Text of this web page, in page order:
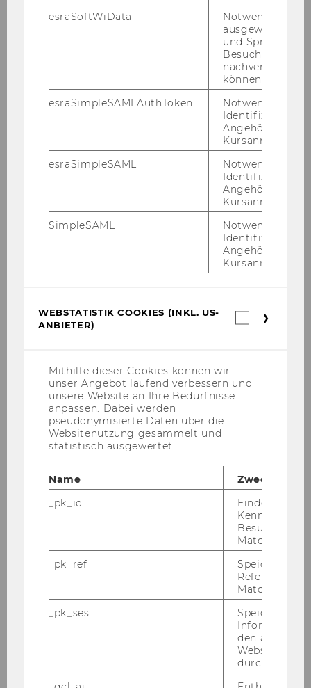
Aufgaben des Betriebsrats
Publikationen
Spare Geld - Services für Mitarbeiter/innen
Fotogalerie
Betriebsausflug 2026
Waschsalon 2026
Faschingskrapfenverteilung 2026
3-Mann-Führung 2025
Pratermuseum 2025
Haus der Geschichte 2025
Führung "Die Leopoldstadt: Auf den
Spuren des jüdischen Wiens"
Dialogführung "Stadt, Land Mensch ..." 2024
esraSoftWiData
Notwendig um
ausgewählte
und
Besuchers
nachverfolgen
können.
esraSimpleSAMLAuthToken
Notwendig zur
Identifizierung
Angehörige/r für
Kursanmeldung.
esraSimpleSAML
Notwendig zur
Identifizierung
Angehörige/r für
Kursanmeldung.
SimpleSAML
Notwendig zur
Identifizierung
Angehörige/r für
Kursanmeldung.
WEBSTATISTIK COOKIES (INKL. US-
ANBIETER)
Mithilfe dieser Cookies können wir
unser Angebot laufend verbessern und
unsere Website an Ihre Bedürfnisse
anpassen. Dabei werden
pseudonymisierte Daten über die
Websitenutzung gesammelt und
statistisch ausgewertet.
Name
Zweck
_pk_id
Eindeutige
Besuchers
Matomo.
_pk_ref
Speicherung
Referrers
Matomo.
_pk_ses
Speicherung
den aktuellen
durch